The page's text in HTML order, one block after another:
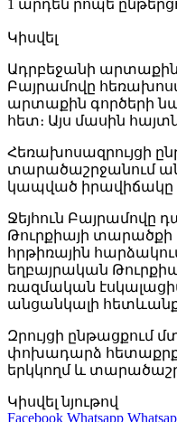
1 արդեն րոպե
Կիսվել
Ադրբեջանի
Բայրամովը
արտաքին գործերի
հետ։ Այս մասին
Հեռախոսազրույցի
տարածաշրջանում
կապված իրավիճակը
Ջեյհուն Բայրամովը
Թուրքիայի տարածքի
հրթիռային
եղբայրական
ռազմական
անցանկալի
Զրույցի ընթացքում
փոխադարձ
երկկողմ և
Կիսվել նյութով
Facebook Whatsapp